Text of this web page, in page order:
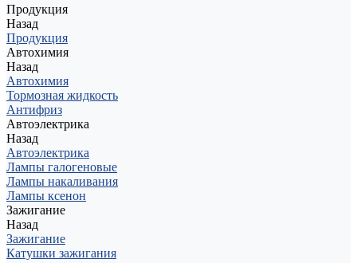
Продукция
Назад
Продукция
Автохимия
Назад
Автохимия
Тормозная жидкость
Антифриз
Автоэлектрика
Назад
Автоэлектрика
Лампы галогеновые
Лампы накаливания
Лампы ксенон
Зажигание
Назад
Зажигание
Катушки зажигания